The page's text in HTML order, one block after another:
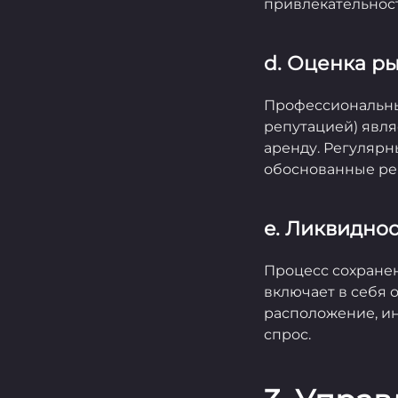
d. Оценка
репутацией)
аренду.
обоснованные
e.
Процесс
включает в себя
расположение,
спрос.